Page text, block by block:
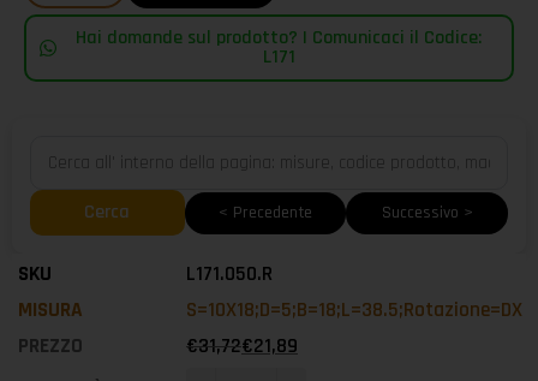
Hai domande sul prodotto? | Comunicaci il Codice:
L171
Cerca < Precedente Successivo >
L171.050.R
S=10X18;D=5;B=18;L=38.5;Rotazione=DX
€31,72€21,89